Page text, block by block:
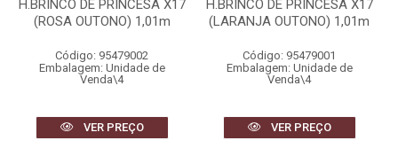
H.BRINCO DE PRINCESA X17
(ROSA OUTONO) 1,01m
Código: 95479002
Embalagem: Unidade de
Venda\4
VER PREÇO
H.BRINCO DE PRINCESA X17
(LARANJA OUTONO) 1,01m
Código: 95479001
Embalagem: Unidade de
Venda\4
VER PREÇO